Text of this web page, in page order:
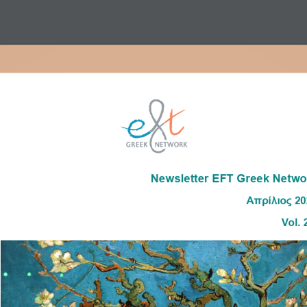
Newsletter EFT Greek
Απρίλιος
Vol.